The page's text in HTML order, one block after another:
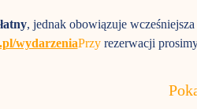
, jednak obowiązuje
wydarzeniaPrzy rezerwacji